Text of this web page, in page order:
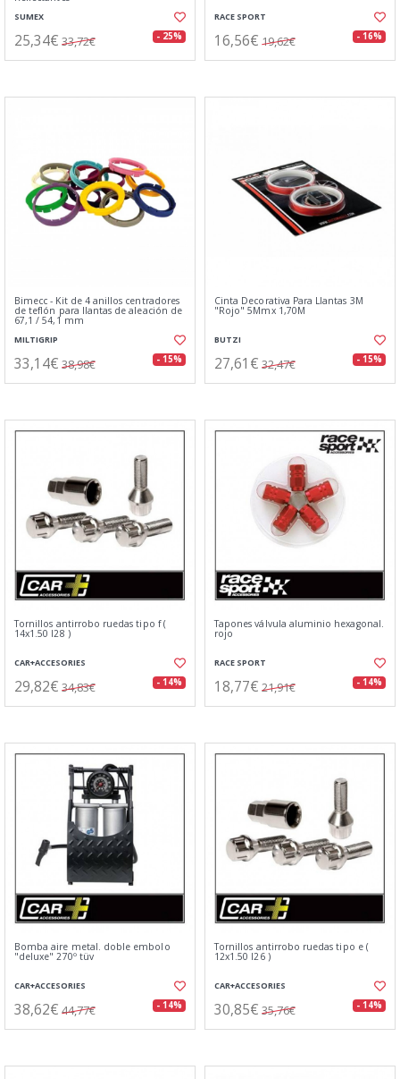
SUMEX
25,34€ 33,72€ - 25%
RACE SPORT
16,56€ 19,62€ - 16%
Bimecc - Kit de 4 anillos centradores
de teflón para llantas de aleación de
67,1 / 54,1 mm
MILTIGRIP
33,14€ 38,98€ - 15%
Cinta Decorativa Para Llantas 3M
"Rojo" 5Mmx 1,70M
BUTZI
27,61€ 32,47€ - 15%
Tornillos antirrobo ruedas tipo f (
14x1.50 l28 )
CAR+ACCESORIES
29,82€ 34,83€ - 14%
Tapones válvula aluminio hexagonal.
rojo
RACE SPORT
18,77€ 21,91€ - 14%
Bomba aire metal. doble embolo
"deluxe" 270º tüv
CAR+ACCESORIES
38,62€ 44,77€ - 14%
Tornillos antirrobo ruedas tipo e (
12x1.50 l26 )
CAR+ACCESORIES
30,85€ 35,76€ - 14%